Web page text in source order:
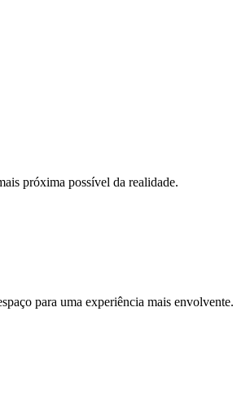
próxima possível da realidade.
para uma experiência mais envolvente.